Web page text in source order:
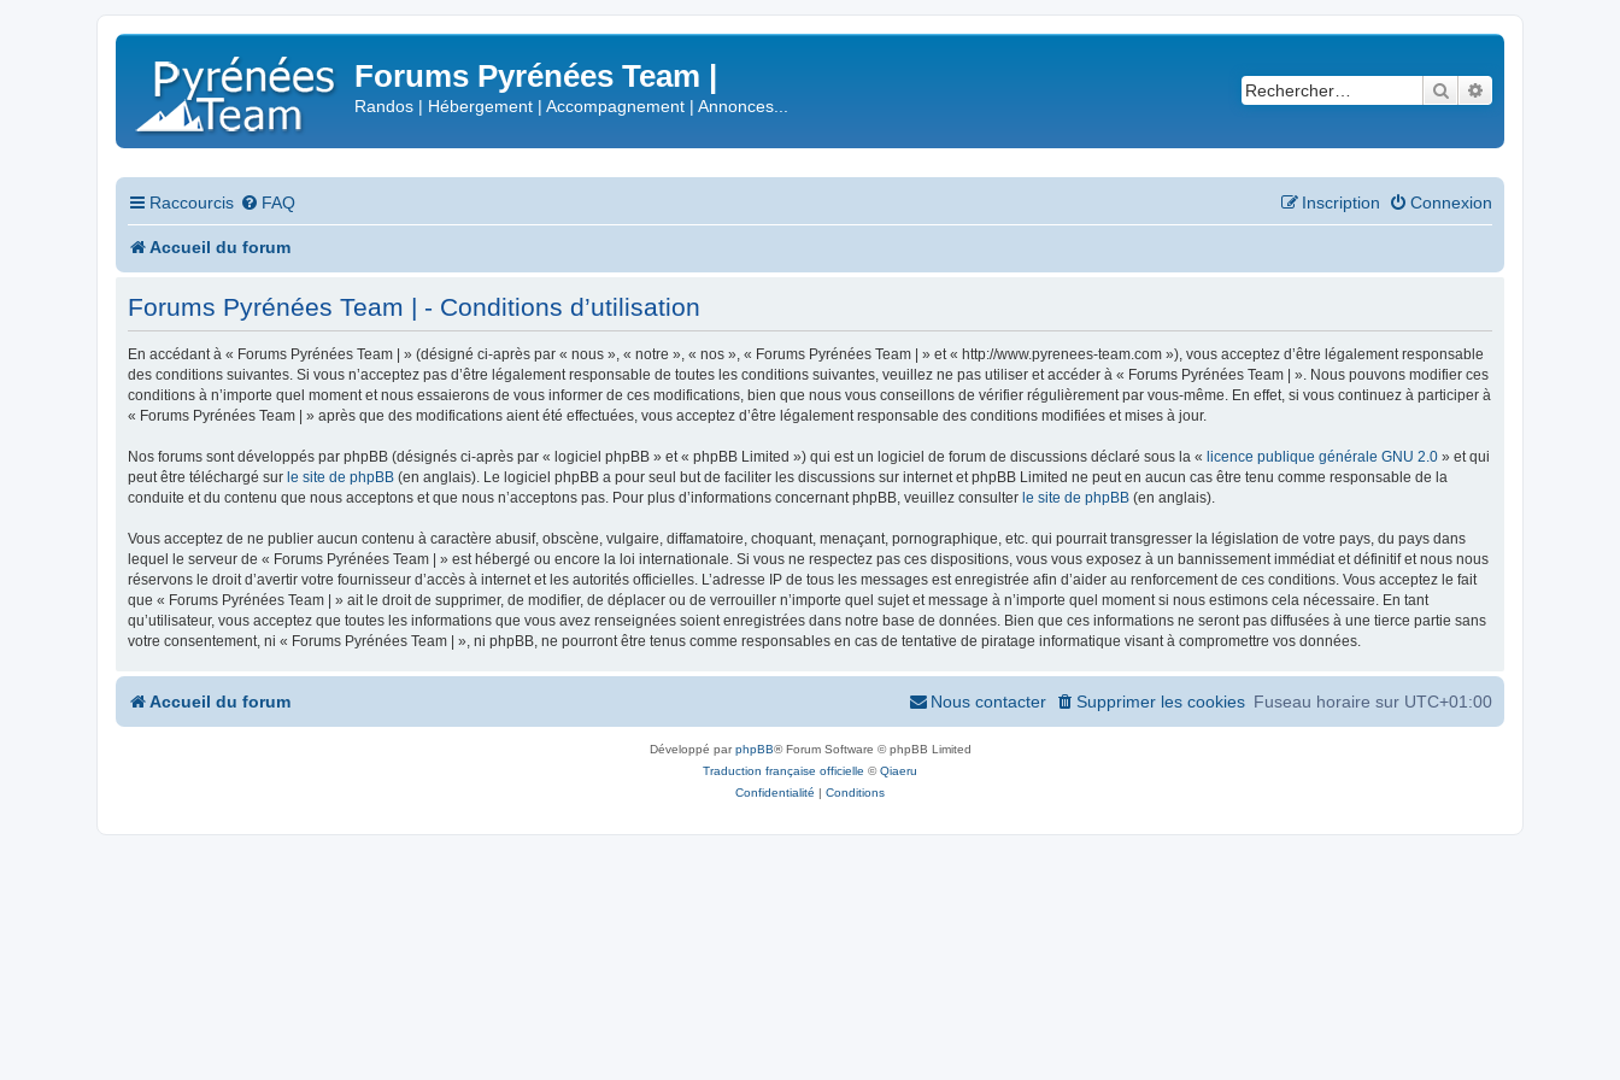
Forums Pyrénées Team |
Randos | Hébergement | Accompagnement | Annonces...
Rechercher
Raccourcis FAQ Connexion
Inscription
Accueil du forum
Forums Pyrénées Team | - Conditions d’utilisation
En accédant à « Forums Pyrénées Team | » (désigné ci-après par « nous », « notre », « nos », « Forums Pyrénées Team | » et « http://www.pyrenees-team.com »), vous acceptez d’être légalement responsable
des conditions suivantes. Si vous n’acceptez pas d’être légalement responsable de toutes les conditions suivantes, veuillez ne pas utiliser et accéder à « Forums Pyrénées Team | ». Nous pouvons modifier ces
conditions à n’importe quel moment et nous essaierons de vous informer de ces modifications, bien que nous vous conseillons de vérifier régulièrement par vous-même. En effet, si vous continuez à participer à
« Forums Pyrénées Team | » après que des modifications aient été effectuées, vous acceptez d’être légalement responsable des conditions modifiées et mises à jour.
Nos forums sont développés par phpBB (désignés ci-après par « logiciel phpBB » et « phpBB Limited ») qui est un logiciel de forum de discussions déclaré sous la « licence publique générale GNU 2.0 » et qui
peut être téléchargé sur le site de phpBB (en anglais). Le logiciel phpBB a pour seul but de faciliter les discussions sur internet et phpBB Limited ne peut en aucun cas être tenu comme responsable de la
conduite et du contenu que nous acceptons et que nous n’acceptons pas. Pour plus d’informations concernant phpBB, veuillez consulter le site de phpBB (en anglais).
Vous acceptez de ne publier aucun contenu à caractère abusif, obscène, vulgaire, diffamatoire, choquant, menaçant, pornographique, etc. qui pourrait transgresser la législation de votre pays, du pays dans
lequel le serveur de « Forums Pyrénées Team | » est hébergé ou encore la loi internationale. Si vous ne respectez pas ces dispositions, vous vous exposez à un bannissement immédiat et définitif et nous nous
réservons le droit d’avertir votre fournisseur d’accès à internet et les autorités officielles. L’adresse IP de tous les messages est enregistrée afin d’aider au renforcement de ces conditions. Vous acceptez le fait
que « Forums Pyrénées Team | » ait le droit de supprimer, de modifier, de déplacer ou de verrouiller n’importe quel sujet et message à n’importe quel moment si nous estimons cela nécessaire. En tant
qu’utilisateur, vous acceptez que toutes les informations que vous avez renseignées soient enregistrées dans notre base de données. Bien que ces informations ne seront pas diffusées à une tierce partie sans
votre consentement, ni « Forums Pyrénées Team | », ni phpBB, ne pourront être tenus comme responsables en cas de tentative de piratage informatique visant à compromettre vos données.
Accueil du forum Fuseau horaire sur UTC+01:00
Supprimer les cookies
Nous contacter
Développé parphpBB® Forum Software © phpBB Limited
Traduction française officielle ©Qiaeru
Confidentialité | Conditions